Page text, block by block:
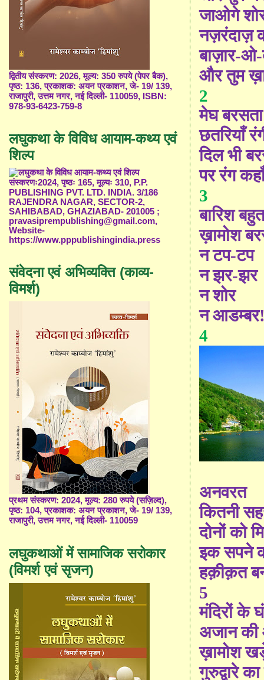
जाओगे
नज़रंदाज़
बाज़ार-
और तुम
2
मेघ
छतरियाँ
दिल भी
पर रंग
3
बारिश बहुत
ख़ामोश
न टप-टप
न झर-झर
न शोर
न
4
अनवरत
कितनी
दोनों को
इक सपने
हक़ीक़त
5
मंदिरों के
अजान
ख़ामोश
गुरुद्वारे
द्वितीय संस्करण: 2026, मूल्य: 350 रुपये (पेपर बैक),
पृष्ठ: 136, प्रकाशक: अयन प्रकाशन, जे- 19/ 139,
राजापुरी, उत्तम नगर, नई दिल्ली- 110059, ISBN:
978-93-6423-759-8
लघुकथा के विविध आयाम-कथ्य एवं
शिल्प
संस्करणः2024, पृष्ठः 165, मूल्यः 310, P.P.
PUBLISHING PVT. LTD. INDIA. 3/186
RAJENDRA NAGAR, SECTOR-2,
SAHIBABAD, GHAZIABAD- 201005 ;
pravasiprempublishing@gmail.com,
Website-
https://www.pppublishingindia.press
संवेदना एवं अभिव्यक्ति (काव्य-
विमर्श)
प्रथम संस्करण: 2024, मूल्य: 280 रुपये (सज़िल्द),
पृष्ठ: 104, प्रकाशक: अयन प्रकाशन, जे- 19/ 139,
राजापुरी, उत्तम नगर, नई दिल्ली- 110059
लघुकथाओं में सामाजिक सरोकार
(विमर्श एवं सृजन)